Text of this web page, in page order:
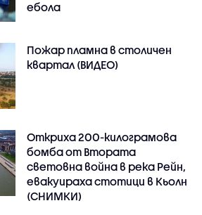
ебола
Пожар пламна в столичен
квартал (ВИДЕО)
Откриха 200-килограмова
бомба от Втората
световна война в река Рейн,
евакуираха стотици в Кьолн
(СНИМКИ)